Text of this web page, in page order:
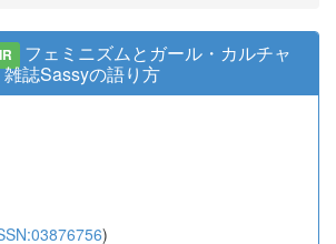
IR
フェミニズムとガール・カルチャ
誌Sassyの語り方
)